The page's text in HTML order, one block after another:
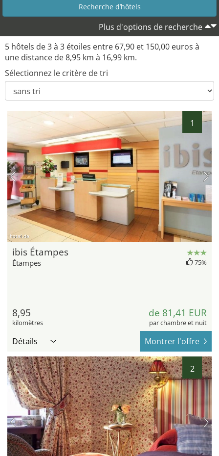
Plus d'options de recherche
5 hôtels de 3 à 3 étoiles entre 67,90 et 150,00 euros à
une distance de 8,95 km à 16,99 km.
Sélectionnez le critère de tri
1
hotel.de
ibis Étampes
Étampes 75%
8,95
kilomètres
de 81,41 EUR
par chambre et nuit
Détails Montrer l'offre
2